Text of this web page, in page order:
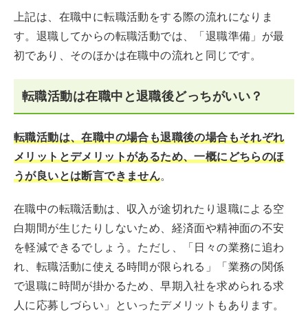
上記は、在職中に転職活動をする際の流れになりま
す。退職してからの転職活動では、「退職準備」が最
初であり、そのほかは在職中の流れと同じです。
転職活動は在職中と退職後どっちがいい？
転職活動は、在職中の場合も退職後の場合もそれぞれ
メリットとデメリットがあるため、一概にどちらのほ
うが良いとは断言できません。
在職中の転職活動は、収入が途切れたり退職による空
白期間が生じたりしないため、経済面や精神面の不安
を軽減できるでしょう。ただし、「日々の業務に追わ
れ、転職活動に使える時間が限られる」「業務の関係
で退職に時間が掛かるため、早期入社を求められる求
人に応募しづらい」といったデメリットもあります。